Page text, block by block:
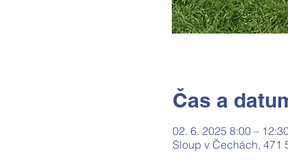
Čas a
02. 6. 2025 8:00 –
Sloup v Čechách, 471